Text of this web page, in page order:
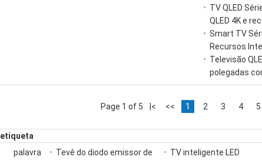
TV QLED
QLED 4K e
Smart TV
Recursos
Televisão
polegadas
Page 1 of 5 |< << 1 2 3 4 5
etiqueta
palavra
Tevê do diodo emissor de
TV inteligente LED